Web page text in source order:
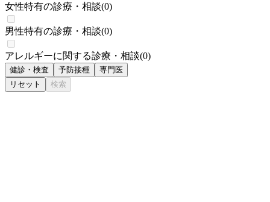
女性特有の診療・相談(0)
男性特有の診療・相談(0)
アレルギーに関する診療・相談(0)
健診・検査 予防接種
専門医
リセット
検索